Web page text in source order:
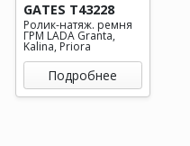
GATES T43228
Ролик-натяж. ремня
ГРМ LADA Granta,
Kalina, Priora
Подробнее